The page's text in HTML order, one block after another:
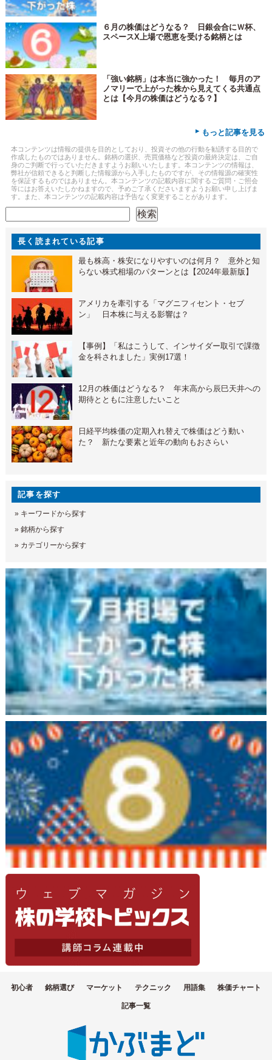
６月の株価はどうなる？ 日銀会合にＷ杯、
スペースX上場で恩恵を受ける銘柄とは
「強い銘柄」は本当に強かった！ 毎月のア
ノマリーで上がった株から見えてくる共通点
とは【今月の株価はどうなる？】
▸ もっと記事を見る
本コンテンツは情報の提供を目的としており、投資その他の行動を勧誘する目的で
作成したものではありません。銘柄の選択、売買価格など投資の最終決定は、ご自
身のご判断で行っていただきますようお願いいたします。本コンテンツの情報は、
弊社が信頼できると判断した情報源から入手したものですが、その情報源の確実性
を保証するものではありません。本コンテンツの記載内容に関するご質問・ご照会
等にはお答えいたしかねますので、予めご了承くださいますようお願い申し上げま
す。また、本コンテンツの記載内容は予告なく変更することがあります。
検索
長く読まれている記事
最も株高・株安になりやすいのは何月？ 意外と知
らない株式相場のパターンとは【2024年最新版】
アメリカを牽引する「マグニフィセント・セブ
ン」 日本株に与える影響は？
【事例】「私はこうして、インサイダー取引で課徴
金を科されました」実例17選！
12月の株価はどうなる？ 年末高から辰巳天井への
期待とともに注意したいこと
日経平均株価の定期入れ替えで株価はどう動い
た？ 新たな要素と近年の動向もおさらい
記事を探す
» キーワードから探す
» 銘柄から探す
» カテゴリーから探す
初心者 銘柄選び マーケット テクニック 用語集 株価チャート
記事一覧